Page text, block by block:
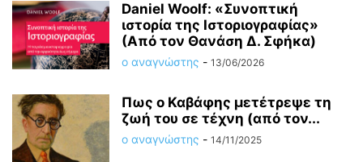
Daniel Woolf: «Συνοπτική
ιστορία της Ιστοριογραφίας»
(Από τον Θανάση Δ. Σφήκα)
ο αναγνώστης - 13/06/2026
Πως ο Καβάφης μετέτρεψε τη
ζωή του σε τέχνη (από τον...
ο αναγνώστης - 14/11/2025